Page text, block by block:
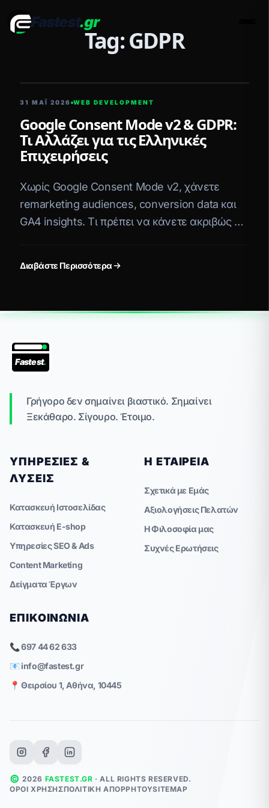
Fastest.gr
Tag: GDPR
31 ΜΑΪ́ 2026 WEB DEVELOPMENT
Google Consent Mode v2 & GDPR:
Τι Αλλάζει για τις Ελληνικές
Επιχειρήσεις
Χωρίς Google Consent Mode v2, χάνετε
remarketing audiences, conversion data και
GA4 insights. Τι πρέπει να κάνετε ακριβώς ως
Διαβάστε Περισσότερα
Fastest.
Γρήγορο δεν σημαίνει βιαστικό. Σημαίνει
Ξεκάθαρο. Σίγουρο. Έτοιμο.
ΥΠΗΡΕΣΊΕΣ &
ΛΎΣΕΙΣ
Κατασκευή Ιστοσελίδας
Κατασκευή E-shop
Υπηρεσίες SEO & Ads
Content Marketing
Δείγματα Έργων
Η ΕΤΑΙΡΕΊΑ
Σχετικά με Εμάς
Αξιολογήσεις Πελατών
Η Φιλοσοφία μας
Συχνές Ερωτήσεις
ΕΠΙΚΟΙΝΩΝΊΑ
📞 697 44 62 633
📧info@fastest.gr
📍 Θειρσίου 1, Αθήνα, 10445
© 2026 FASTEST.GR · ALL RIGHTS RESERVED.
ΌΡΟΙ ΧΡΉΣΗΣΠΟΛΙΤΙΚΉ ΑΠΟΡΡΉΤΟΥSITEMAP